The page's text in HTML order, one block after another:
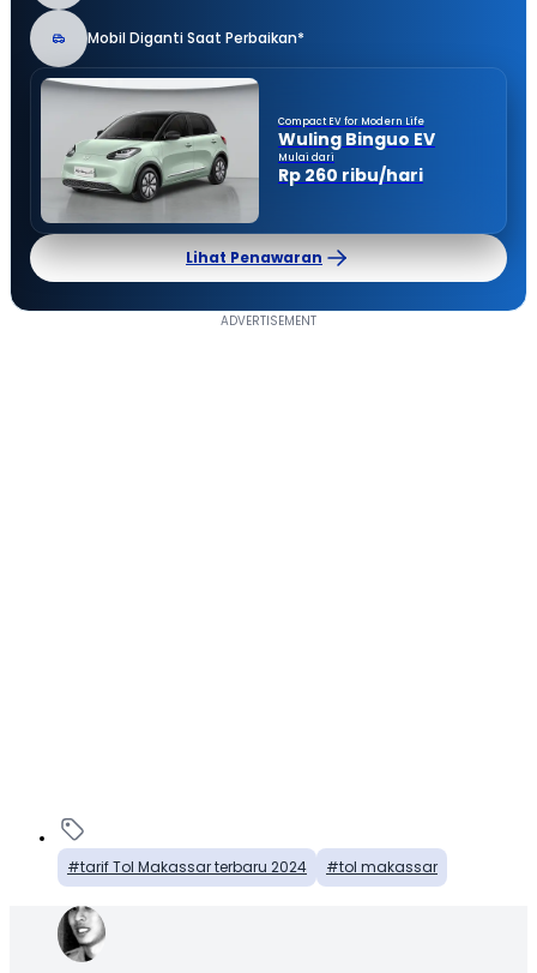
Mobil Diganti Saat Perbaikan*
Compact EV for Modern Life
Wuling Binguo EV
Mulai dari
Rp 260 ribu/hari
Lihat Penawaran
tarif Tol Makassar terbaru 2024 tol makassar